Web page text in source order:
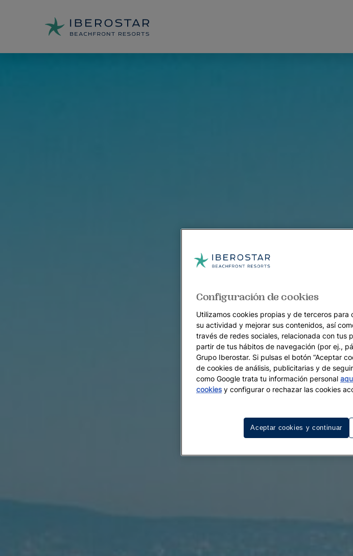
Configuración de cookies
Utilizamos cookies propias y de terceros
su actividad y mejorar sus contenidos, así
través de redes sociales, relacionada con tus
partir de tus hábitos de navegación (por ej.,
Grupo Iberostar. Si pulsas el botón “Aceptar
de cookies de análisis, publicitarias y de
como Google trata tu información personal
cookiesy configurar o rechazar las cookies
Aceptar cookies y continuar